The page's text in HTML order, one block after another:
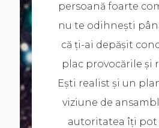
persoană foarte
nu te odihnești
că ți-ai depășit
plac provocările și
Ești realist și un
viziune de
autoritatea îți pot